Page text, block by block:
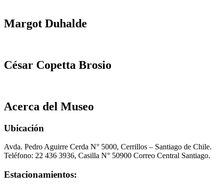
Margot Duhalde
César Copetta Brosio
Acerca del Museo
Ubicación
Avda. Pedro Aguirre Cerda N° 5000, Cerrillos – Santiago de Chile.
Teléfono: 22 436 3936, Casilla N° 50900 Correo Central Santiago.
Estacionamientos: